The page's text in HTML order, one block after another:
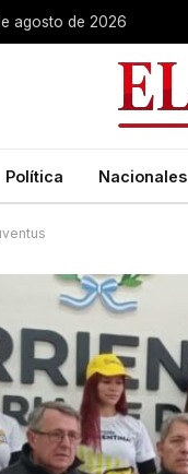
agosto de 2026
Política Nacionales